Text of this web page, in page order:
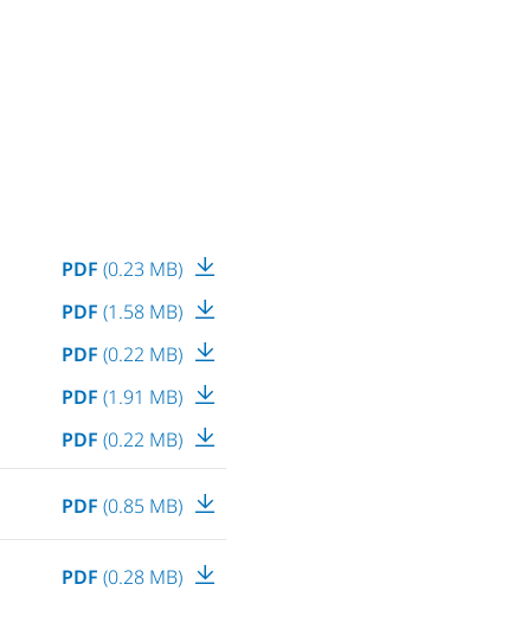
PDF (0.23 MB)
PDF (1.58 MB)
PDF (0.22 MB)
PDF (1.91 MB)
PDF (0.22 MB)
PDF (0.85 MB)
PDF (0.28 MB)